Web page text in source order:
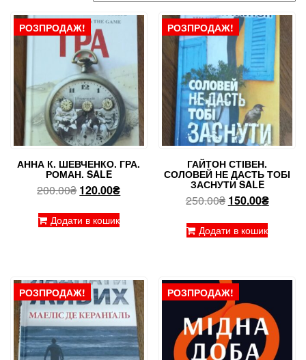
РОЗПРОДАЖ!
АННА К. ШЕВЧЕНКО. ГРА.
РОМАН. SALE
200.00₴ Оригінальна
200.00₴.
120.00₴Поточна
Додати в кошик
РОЗПРОДАЖ!
ГАЙТОН СТІВЕН.
СОЛОВЕЙ НЕ ДАСТЬ ТОБІ
ЗАСНУТИ SALE
250.00₴ Оригінальна
250.00₴.
150.00₴
Додати в кошик
РОЗПРОДАЖ! РОЗПРОДАЖ!